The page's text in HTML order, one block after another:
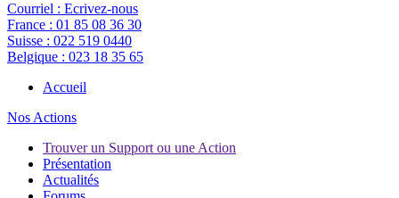
Courriel : Ecrivez-nous
France : 01 85 08 36 30
Suisse : 022 519 0440
Belgique : 023 18 35 65
Accueil
Nos Actions
Trouver un Support ou une Action
Présentation
Actualités